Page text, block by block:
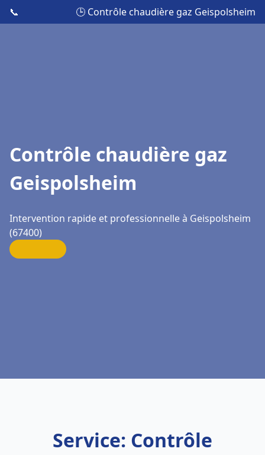
📞 🕒 Contrôle chaudière gaz Geispolsheim
Contrôle chaudière gaz
Geispolsheim
Intervention rapide et professionnelle à Geispolsheim
(67400)
Service: Contrôle